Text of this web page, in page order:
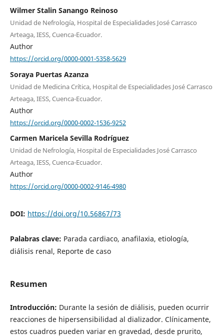
Wilmer Stalin Sanango Reinoso
Unidad de Nefrología, Hospital de Especialidades José Carrasco
Arteaga, IESS, Cuenca-Ecuador.
Author
https://orcid.org/0000-0001-5358-5629
Soraya Puertas Azanza
Unidad de Medicina Crítica, Hospital de Especialidades José Carrasco
Arteaga, IESS, Cuenca-Ecuador.
Author
https://orcid.org/0000-0002-1536-9252
Carmen Maricela Sevilla Rodríguez
Unidad de Nefrología, Hospital de Especialidades José Carrasco
Arteaga, IESS, Cuenca-Ecuador.
Author
https://orcid.org/0000-0002-9146-4980
DOI: https://doi.org/10.56867/73
Palabras clave: Parada cardiaco, anafilaxia, etiología,
diálisis renal, Reporte de caso
Resumen
Introducción: Durante la sesión de diálisis, pueden ocurrir
reacciones de hipersensibilidad al dializador. Clínicamente,
estos cuadros pueden variar en gravedad, desde prurito,